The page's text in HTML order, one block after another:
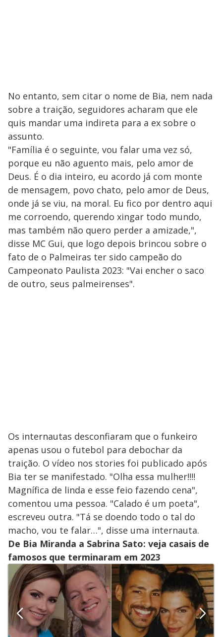
No entanto, sem citar o nome de Bia, nem nada
sobre a traição, seguidores acharam que ele
quis mandar uma indireta para a ex sobre o
assunto.
"Família é o seguinte, vou falar uma vez só,
porque eu não aguento mais, pelo amor de
Deus. É o dia inteiro, eu acordo já com monte
de mensagem, povo chato, pelo amor de Deus,
onde já se viu, na moral. Eu fico por dentro aqui
me corroendo, querendo xingar todo mundo,
mas também não quero perder a amizade,",
disse MC Gui, que logo depois brincou sobre o
fato de o Palmeiras ter sido campeão do
Campeonato Paulista 2023: "Vai encher o saco
de outro, seus palmeirenses".
Os internautas desconfiaram que o funkeiro
apenas usou o futebol para debochar da
traição. O vídeo nos stories foi publicado após
Bia ter se manifestado. "Olha essa mulher!!!!
Magnífica de linda e esse feio fazendo cena",
comentou uma pessoa. "Calado é um poeta",
escreveu outra. "Tá se doendo todo o tal do
macho, vou te falar…", disse uma internauta.
De Bia Miranda a Sabrina Sato: veja casais de
famosos que terminaram em 2023